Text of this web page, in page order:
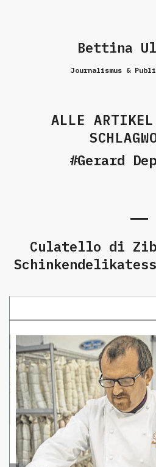
Bettina
Journalismus &
ALLE
Gerard
Culatello di